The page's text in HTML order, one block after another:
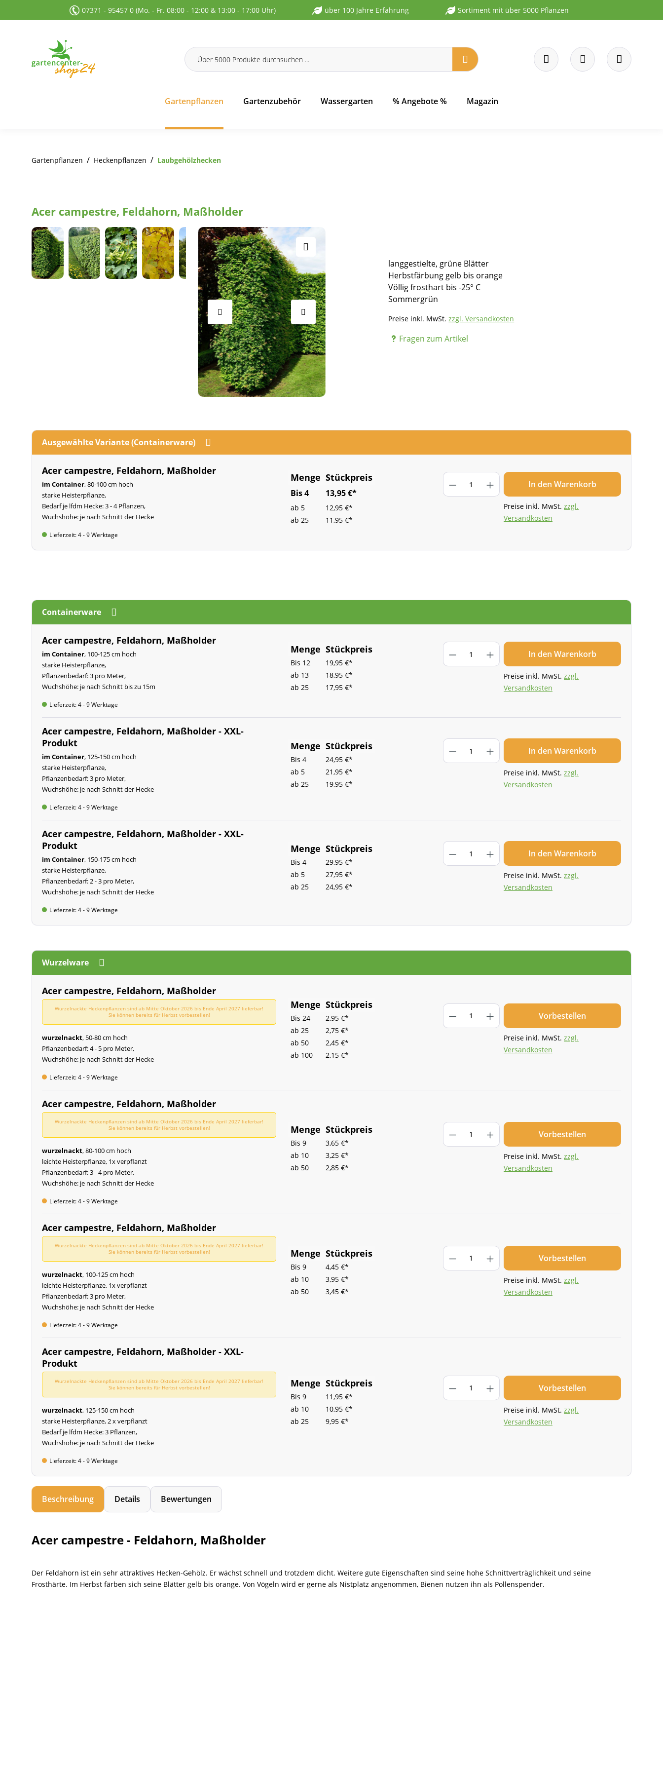
Zur Hauptnavigation springen
07371 - 95457 0 (Mo. - Fr. 08:00 - 12:00 & 13:00 - 17:00 Uhr) über 100 Jahre Erfahrung Sortiment mit über 5000 Pflanzen
Gartenpflanzen Gartenzubehör Wassergarten % Angebote % Magazin
Gartenpflanzen / Heckenpflanzen / Laubgehölzhecken
Acer campestre, Feldahorn, Maßholder
langgestielte, grüne Blätter
Herbstfärbung gelb bis orange
Völlig frosthart bis -25° C
Sommergrün
Preise inkl. MwSt.zzgl. Versandkosten
Fragen zum Artikel
Ausgewählte Variante (Containerware)
Acer campestre, Feldahorn, Maßholder
im Container, 80-100 cm hoch
starke Heisterpflanze,
Bedarf je lfdm Hecke: 3 - 4 Pflanzen,
Wuchshöhe: je nach Schnitt der Hecke
Lieferzeit: 4 - 9 Werktage
Menge Stückpreis
Bis4 13,95 €*
ab 5
12,95 €*
ab25 11,95 €*
In den Warenkorb
Preise inkl. MwSt. zzgl.
Versandkosten
Containerware
Acer campestre, Feldahorn, Maßholder
im Container, 100-125 cm hoch
starke Heisterpflanze,
Pflanzenbedarf: 3 pro Meter,
Wuchshöhe: je nach Schnitt bis zu 15m
Lieferzeit: 4 - 9 Werktage
Menge Stückpreis
Bis 12
19,95 €*
ab 13
18,95 €*
ab25 17,95 €*
In den Warenkorb
Preise inkl. MwSt. zzgl.
Versandkosten
Acer campestre, Feldahorn, Maßholder - XXL-
Produkt
im Container, 125-150 cm hoch
starke Heisterpflanze,
Pflanzenbedarf: 3 pro Meter,
Wuchshöhe: je nach Schnitt der Hecke
Lieferzeit: 4 - 9 Werktage
Menge Stückpreis
Bis4
24,95 €*
ab 5
21,95 €*
ab25 19,95 €*
In den Warenkorb
Preise inkl. MwSt. zzgl.
Versandkosten
Acer campestre, Feldahorn, Maßholder - XXL-
Produkt
im Container, 150-175 cm hoch
starke Heisterpflanze,
Pflanzenbedarf: 2 - 3 pro Meter,
Wuchshöhe: je nach Schnitt der Hecke
Lieferzeit: 4 - 9 Werktage
Menge Stückpreis
Bis4
29,95 €*
ab 5
27,95 €*
ab25 24,95 €*
In den Warenkorb
Preise inkl. MwSt. zzgl.
Versandkosten
Wurzelware
Acer campestre, Feldahorn, Maßholder
Wurzelnackte Heckenpflanzen sind ab Mitte Oktober 2026 bis Ende April 2027 lieferbar!
Sie können bereits für Herbst vorbestellen!
wurzelnackt, 50-80 cm hoch
Pflanzenbedarf: 4 - 5 pro Meter,
Wuchshöhe: je nach Schnitt der Hecke
Lieferzeit: 4 - 9 Werktage
Menge Stückpreis
Bis24
2,95 €*
ab25
2,75 €*
ab 50
2,45 €*
ab 100 2,15 €*
Vorbestellen
Preise inkl. MwSt. zzgl.
Versandkosten
Acer campestre, Feldahorn, Maßholder
Wurzelnackte Heckenpflanzen sind ab Mitte Oktober 2026 bis Ende April 2027 lieferbar!
Sie können bereits für Herbst vorbestellen!
wurzelnackt, 80-100 cm hoch
leichte Heisterpflanze, 1x verpflanzt
Pflanzenbedarf: 3 - 4 pro Meter,
Wuchshöhe: je nach Schnitt der Hecke
Lieferzeit: 4 - 9 Werktage
Menge Stückpreis
Bis9
3,65 €*
ab 10
3,25 €*
ab 50 2,85 €*
Vorbestellen
Preise inkl. MwSt. zzgl.
Versandkosten
Acer campestre, Feldahorn, Maßholder
Wurzelnackte Heckenpflanzen sind ab Mitte Oktober 2026 bis Ende April 2027 lieferbar!
Sie können bereits für Herbst vorbestellen!
wurzelnackt, 100-125 cm hoch
leichte Heisterpflanze, 1x verpflanzt
Pflanzenbedarf: 3 pro Meter,
Wuchshöhe: je nach Schnitt der Hecke
Lieferzeit: 4 - 9 Werktage
Menge Stückpreis
Bis9
4,45 €*
ab 10
3,95 €*
ab 50 3,45 €*
Vorbestellen
Preise inkl. MwSt. zzgl.
Versandkosten
Acer campestre, Feldahorn, Maßholder - XXL-
Produkt
Wurzelnackte Heckenpflanzen sind ab Mitte Oktober 2026 bis Ende April 2027 lieferbar!
Sie können bereits für Herbst vorbestellen!
wurzelnackt, 125-150 cm hoch
starke Heisterpflanze, 2 x verpflanzt
Bedarf je lfdm Hecke: 3 Pflanzen,
Wuchshöhe: je nach Schnitt der Hecke
Lieferzeit: 4 - 9 Werktage
Menge Stückpreis
Bis9
11,95 €*
ab 10
10,95 €*
ab25 9,95 €*
Vorbestellen
Preise inkl. MwSt. zzgl.
Versandkosten
Beschreibung Details Bewertungen
Acer campestre - Feldahorn, Maßholder
Der Feldahorn ist ein sehr attraktives Hecken-Gehölz. Er wächst schnell und trotzdem dicht. Weitere gute Eigenschaften sind seine hohe Schnittverträglichkeit und seine
Frosthärte. Im Herbst färben sich seine Blätter gelb bis orange. Von Vögeln wird er gerne als Nistplatz angenommen, Bienen nutzen ihn als Pollenspender.